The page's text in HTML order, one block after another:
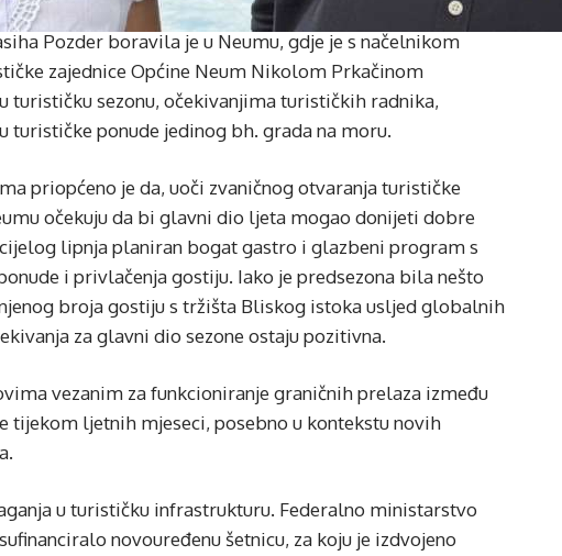
Pozder boravila je u Neumu, gdje je s načelnikom
zajednice Općine Neum Nikolom Prkačinom
turističku sezonu, očekivanjima turističkih radnika,
ponude jedinog bh. grada na moru.
priopćeno je da, uoči zvaničnog otvaranja turističke
očekuju da bi glavni dio ljeta mogao donijeti dobre
lipnja planiran bogat gastro i glazbeni program s
i privlačenja gostiju. Iako je predsezona bila nešto
broja gostiju s tržišta Bliskog istoka usljed globalnih
za glavni dio sezone ostaju pozitivna.
vezanim za funkcioniranje graničnih prelaza između
tijekom ljetnih mjeseci, posebno u kontekstu novih
u turističku infrastrukturu. Federalno ministarstvo
novouređenu šetnicu, za koju je izdvojeno